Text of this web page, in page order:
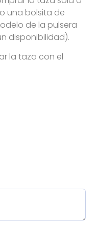
una bolsita de
de la pulsera
disponibilidad).
la taza con el